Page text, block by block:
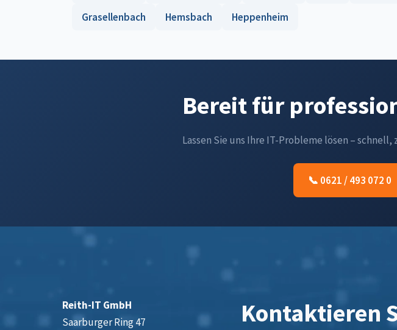
Grasellenbach
Hemsbach Heppenheim
Bereit für
Lassen Sie uns Ihre IT-Probleme lösen –
📞 0621 / 493 072 0
Reith-IT GmbH
Saarburger Ring 47
Kontaktieren